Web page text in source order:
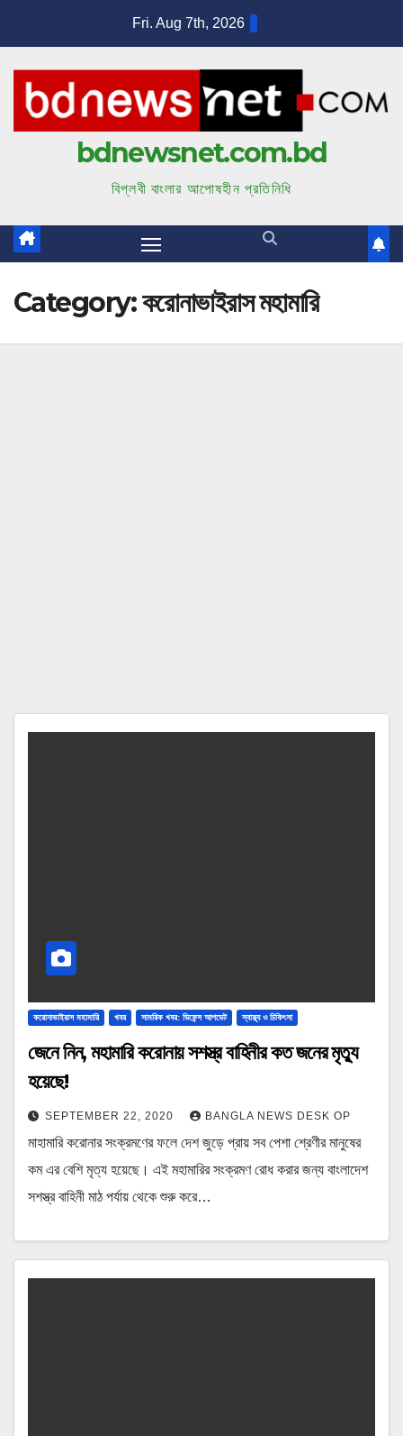
n
Fri. Aug 7th, 2026
bdnewsnet.com.bd
বিপ্লবী বাংলার আপোষহীন প্রতিনিধি
Category:করোনাভাইরাস মহামারি
করোনাভাইরাস মহামারি খবর সামরিক খবর: ডিফেন্স আপডেট স্বাস্থ্য ও চিকিৎসা
জেনে নিন, মহামারি করোনায় সশস্ত্র বাহিনীর কত জনের মৃত্যু
হয়েছে!
SEPTEMBER 22, 2020 BANGLA NEWS DESK OP
মাহামারি করোনার সংক্রমণের ফলে দেশ জুড়ে প্রায় সব পেশা শ্রেণীর মানুষের
কম এর বেশি মৃত্য হয়েছে। এই মহামারির সংক্রমণ রোধ করার জন্য বাংলাদেশ
সশস্ত্র বাহিনী মাঠ পর্যায় থেকে শুরু করে…